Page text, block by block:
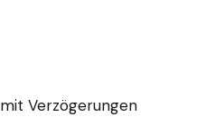
Verzögerungen